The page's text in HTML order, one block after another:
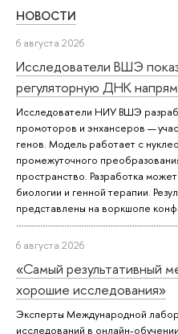
НОВОСТИ
6 августа 2026
Исследователи ВШЭ
регуляторную ДНК
Исследователи НИУ ВШЭ
промоторов и энхансеров —
генов. Модель работает с
промежуточного
пространство. Разработка
биологии и генной терапии.
представлены на воркшопе
6 августа 2026
«Самый результативный
хорошие исследования»
Эксперты Международной
исследований в онлайн-